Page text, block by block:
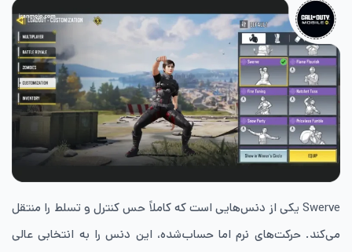
Swerve یکی از دنس‌هایی است که کاملاً حس کنترل و تسلط را منتقل
می‌کند. حرکت‌های نرم اما حساب‌شده، این دنس را به انتخابی عالی